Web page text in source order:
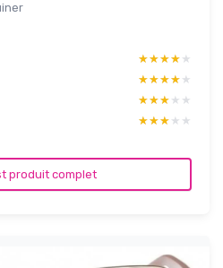
★★★★★
★★★★★
★★★★★
★★★★★
★★★★★
★★★★★
★★★★★
★★★★★
produit complet